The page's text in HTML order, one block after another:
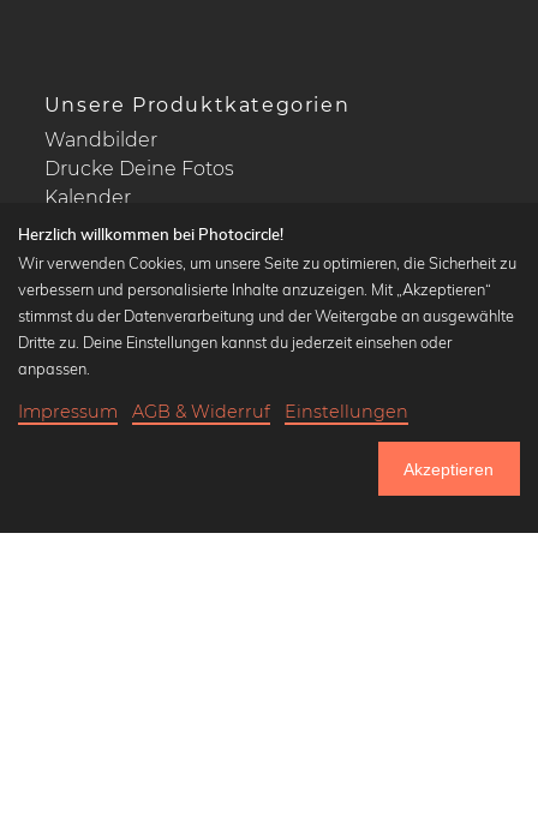
Bis Donnerstag: 20% Rabatt auf alle Bilder
Unsere Produktkategorien
Wandbilder
Drucke Deine Fotos
Kalender
Beliebte Kollektionen
Wandbilder in schwarz-weiß
Klassiker der Kunstgeschichte
Herzlich willkommen bei Photocircle!
Wir verwenden Cookies, um unsere Seite zu optimieren, die Sicherheit zu
verbessern und personalisierte Inhalte anzuzeigen. Mit „Akzeptieren“
stimmst du der Datenverarbeitung und der Weitergabe an ausgewählte
Dritte zu. Deine Einstellungen kannst du jederzeit einsehen oder
anpassen.
Impressum AGB & Widerruf Einstellungen
Akzeptieren